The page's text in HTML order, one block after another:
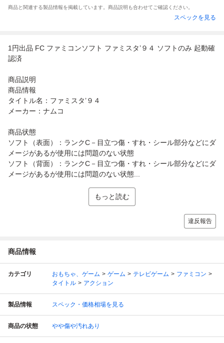
商品と関連する製品情報を掲載しています。商品説明も合わせてご確認ください。
スペックを見る
1円出品 FC ファミコンソフト ファミスタ’９４ ソフトのみ 起動確
認済
商品説明
商品情報
タイトル名：ファミスタ’９４
メーカー：ナムコ
商品状態
ソフト（表面）：ランクC－目立つ傷・すれ・シール部分などにダ
メージがあるが使用には問題のない状態
ソフト（背面）：ランクC－目立つ傷・すれ・シール部分などにダ
メージがあるが使用には問題のない状態...
もっと読む
違反報告
商品情報
カテゴリ おもちゃ、ゲーム ゲーム テレビゲーム
ファミコン
タイトル
アクション
製品情報 スペック・価格相場を見る
商品の状態 やや傷や汚れあり